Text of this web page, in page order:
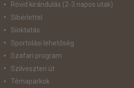
Rövid kirándulás (2-3 napos utak)
Síbérlettel
Síoktatás
Sportolási lehetőség
Szafari program
Szilveszteri út
Témaparkok